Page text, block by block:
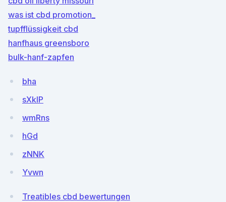
was ist cbd promotion_
tupfflüssigkeit cbd
hanfhaus greensboro
bulk-hanf-zapfen
bha
sXkIP
wmRns
hGd
zNNK
Yvwn
Treatibles cbd bewertungen